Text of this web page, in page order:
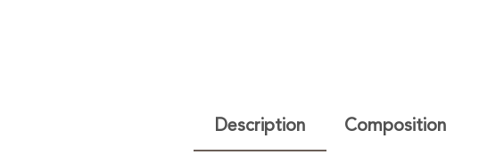
Description Composition